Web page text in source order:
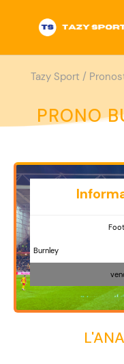
Tazy Sport/
PRONO
Burnley